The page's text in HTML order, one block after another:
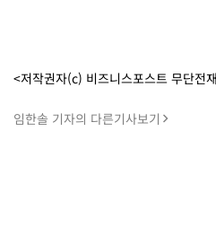
<저작권자(c) 비즈니스포스트 무단전
임한솔 기자의 다른기사보기